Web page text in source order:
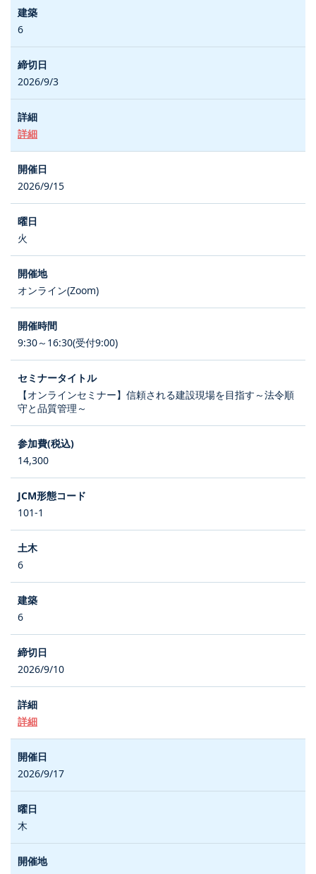
6
2026/9/3
詳細
2026/9/15
火
オンライン(Zoom)
9:30～16:30(受付9:00)
【オンラインセミナー】信頼される建設現場を目指す～法令順
守と品質管理～
14,300
101-1
6
6
2026/9/10
詳細
2026/9/17
木